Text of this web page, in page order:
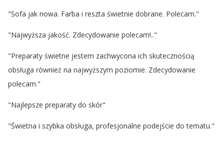
"Sofa jak nowa. Farba i reszta świetnie dobrane. Polecam."
"Najwyższa jakość. Zdecydowanie polecam!.."
"Preparaty świetne jestem zachwycona ich skutecznością
obsługa również na najwyższym poziomie. Zdecydowanie
polecam."
"Najlepsze preparaty do skór"
"Świetna i szybka obsługa, profesjonalne podejście do tematu."